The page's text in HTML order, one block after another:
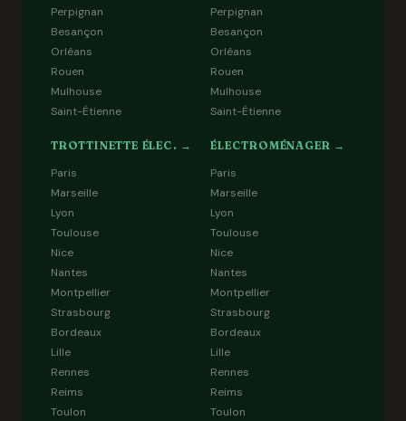
Perpignan
Besançon
Orléans
Rouen
Mulhouse
Saint-Étienne
Perpignan
Besançon
Orléans
Rouen
Mulhouse
Saint-Étienne
TROTTINETTE ÉLEC. →
Paris
Marseille
Lyon
Toulouse
Nice
Nantes
Montpellier
Strasbourg
Bordeaux
Lille
Rennes
Reims
Toulon
ÉLECTROMÉNAGER →
Paris
Marseille
Lyon
Toulouse
Nice
Nantes
Montpellier
Strasbourg
Bordeaux
Lille
Rennes
Reims
Toulon